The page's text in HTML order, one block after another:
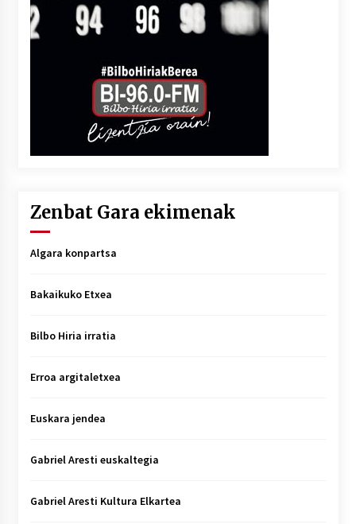
Zenbat Gara ekimenak
Algara konpartsa
Bakaikuko Etxea
Bilbo Hiria irratia
Erroa argitaletxea
Euskara jendea
Gabriel Aresti euskaltegia
Gabriel Aresti Kultura Elkartea